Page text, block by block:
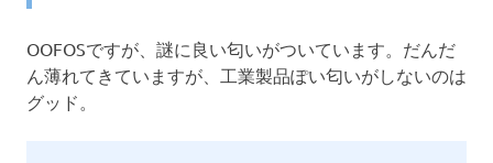
OOFOSですが、謎に良い匂いがついています。だんだ
ん薄れてきていますが、工業製品ぽい匂いがしないのは
グッド。